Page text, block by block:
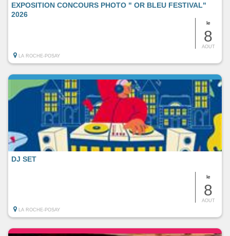
le
8
AOUT
EXPOSITION CONCOURS PHOTO " OR BLEU FESTIVAL"
2026
LA ROCHE-POSAY
le
8
AOUT
DJ SET
LA ROCHE-POSAY